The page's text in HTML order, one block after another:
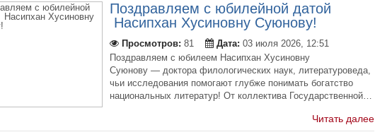
Поздравляем с юбилейной датой
Насипхан Хусиновну Суюнову!
Просмотров: 81 Дата: 03 июля 2026, 12:51
Поздравляем с юбилеем Насипхан Хусиновну
Суюнову — доктора филологических наук, литературоведа,
чьи исследования помогают глубже понимать богатство
национальных литератур! От коллектива Государственной…
Читать далее